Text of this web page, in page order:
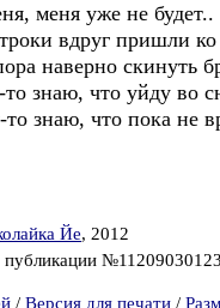
меня уже не будет..
вдруг пришли
наверно скинуть
знаю, что уйду во
знаю, что пока не
Йе, 2012
публикации
/ Версия для печати /